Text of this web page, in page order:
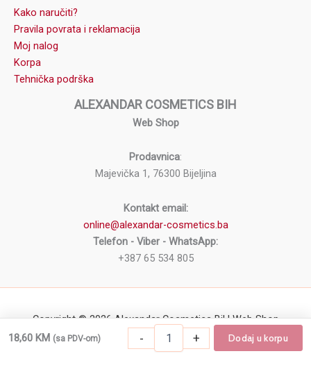
Kako naručiti?
Pravila povrata i reklamacija
Moj nalog
Korpa
Tehnička podrška
ALEXANDAR COSMETICS BIH
Web Shop
Prodavnica:
Majevička 1, 76300 Bijeljina
Kontakt email:
online@alexandar-cosmetics.ba
Telefon - Viber - WhatsApp:
+387 65 534 805
Copyright © 2026 Alexandar Cosmetics BiH Web Shop
18,60 KM (sa PDV-om) -
Fiksator šminke MAKEUP REVOLUTION
+ Dodaj u korpu
-
Fiksator
+ Dodaj u korpu